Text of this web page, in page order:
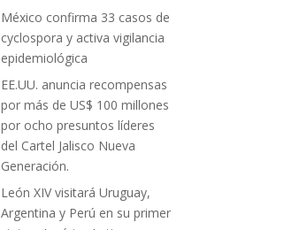
México confirma 33 casos de
cyclospora y activa vigilancia
epidemiológica
EE.UU. anuncia recompensas
por más de US$ 100 millones
por ocho presuntos líderes
del Cartel Jalisco Nueva
Generación.
León XIV visitará Uruguay,
Argentina y Perú en su primer